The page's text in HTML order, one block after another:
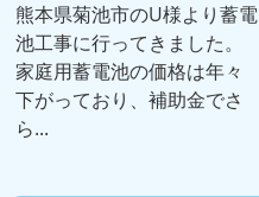
熊本県菊池市のU様より蓄電
池工事に行ってきました。
家庭用蓄電池の価格は年々
下がっており、補助金でさ
ら...